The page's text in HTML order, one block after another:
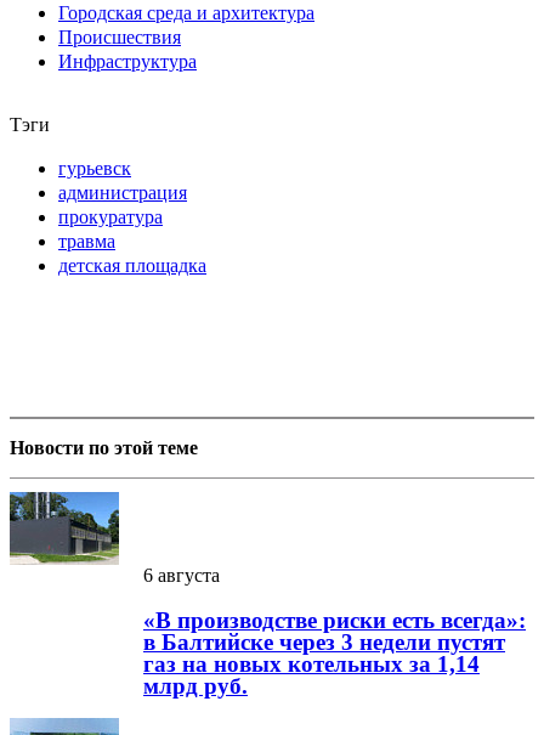
Городская среда и архитектура
Происшествия
Инфраструктура
Тэги
гурьевск
администрация
прокуратура
травма
детская площадка
Новости по этой теме
6 августа
«В производстве риски есть всегда»:
в Балтийске через 3 недели пустят
газ на новых котельных за 1,14
млрд руб.